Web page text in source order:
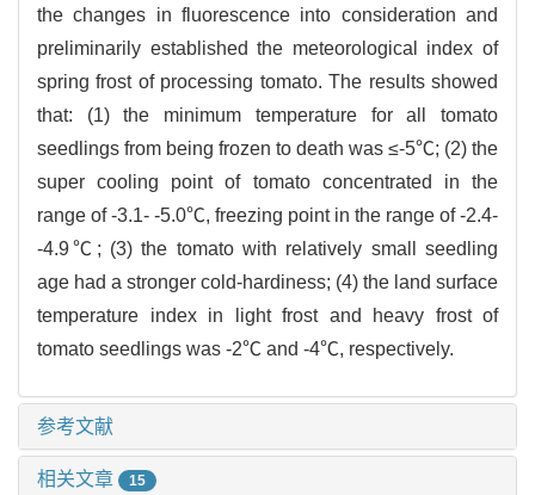
the changes in fluorescence into consideration and
preliminarily established the meteorological index of
spring frost of processing tomato. The results showed
that: (1) the minimum temperature for all tomato
seedlings from being frozen to death was ≤-5℃; (2) the
super cooling point of tomato concentrated in the
range of -3.1- -5.0℃, freezing point in the range of -2.4-
-4.9℃; (3) the tomato with relatively small seedling
age had a stronger cold-hardiness; (4) the land surface
temperature index in light frost and heavy frost of
tomato seedlings was -2℃ and -4℃, respectively.
参考文献
相关文章 15